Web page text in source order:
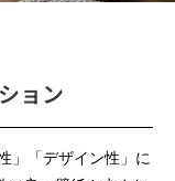
ョン
」「デザイン性」に